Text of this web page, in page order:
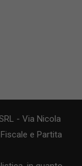
- Via Nicola
e Partita